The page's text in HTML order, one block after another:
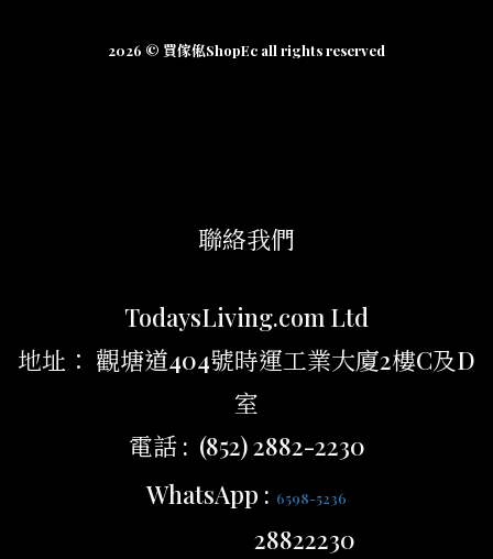
2026 © 買傢俬ShopEc all rights reserved
聯絡我們
TodaysLiving.com Ltd
地址： 觀塘道404號時運工業大廈2樓C及D
室
電話 : (852) 2882-2230
WhatsApp : 6598-5236
28822230